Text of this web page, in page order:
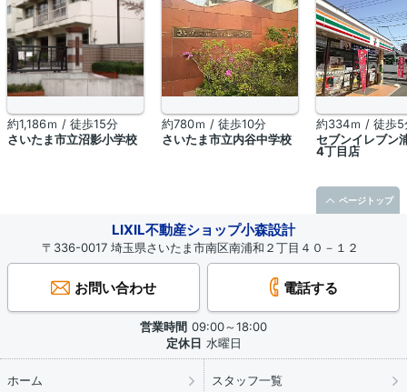
約1,186ｍ / 徒歩15分
さいたま市立沼影小学校
約780ｍ / 徒歩10分
さいたま市立内谷中学校
約334ｍ / 徒歩5
セブンイレブン
4丁目店
LIXIL不動産ショップ小森設計
〒336-0017 埼玉県さいたま市南区南浦和２丁目４０－１２
お問い合わせ 電話する
営業時間 09:00～18:00
定休日 水曜日
ホーム スタッフ一覧
ページトップ